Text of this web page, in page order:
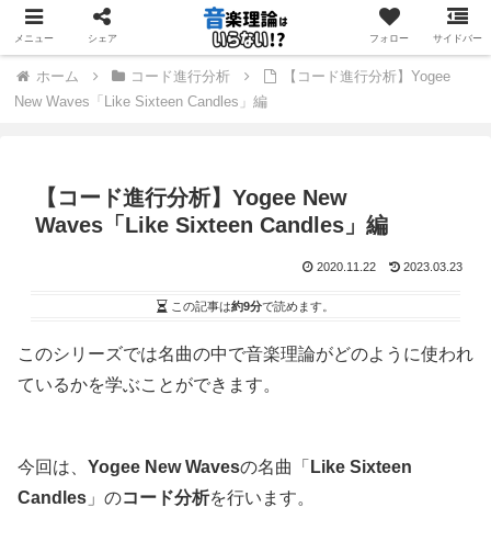
音楽理論を「学ぶ」のではなく「使う」ためのサイト
ホーム コード進行分析
【コード進行分析】Yogee
New Waves「Like Sixteen Candles」編
【コード進行分析】Yogee New
Waves「Like Sixteen Candles」編
2020.11.22 2023.03.23
この記事は約9分で読めます。
このシリーズでは名曲の中で音楽理論がどのように使われ
ているかを学ぶことができます。
今回は、 Yogee New Wavesの名曲「 Like Sixteen
Candles 」のコード分析を行います。
メニュー シェア フォロー サイドバー